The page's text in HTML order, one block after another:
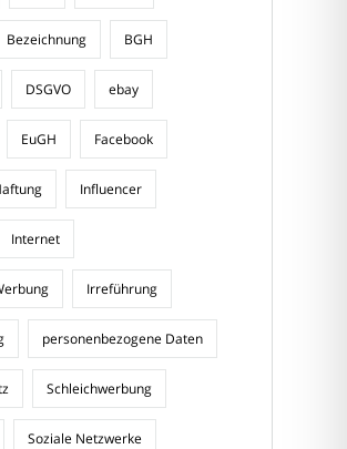
Bezeichnung BGH
DSGVO ebay
EuGH Facebook
Influencer
Internet
Irreführung
personenbezogene Daten
Schleichwerbung
Soziale Netzwerke